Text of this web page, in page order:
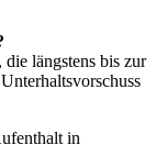
längstens bis zur
in